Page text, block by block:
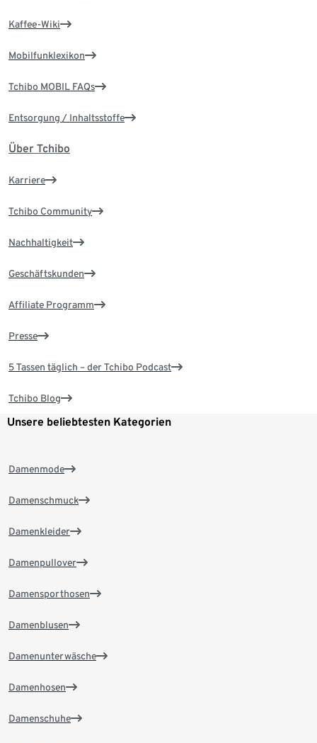
Kaffee-Wiki
Mobilfunklexikon
Tchibo MOBIL FAQs
Entsorgung / Inhaltsstoffe
Über Tchibo
Karriere
Tchibo Community
Nachhaltigkeit
Geschäftskunden
Affiliate Programm
Presse
5 Tassen täglich – der Tchibo Podcast
Tchibo Blog
Unsere beliebtesten Kategorien
Damenmode
Damenschmuck
Damenkleider
Damenpullover
Damensporthosen
Damenblusen
Damenunterwäsche
Damenhosen
Damenschuhe